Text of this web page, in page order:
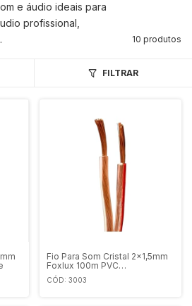
e áudio ideais para
profissional,
10 produtos
FILTRAR
Fio Para Som Cristal 2x1,5mm
Foxlux 100m PVC
Transparente.
CÓD: 3003